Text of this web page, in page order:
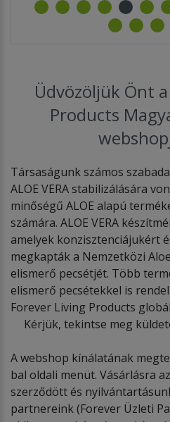
Üdvözöljük Önt
Products
Társaságunk számos
ALOE VERA stabilizálására
minőségű ALOE alapú
számára. ALOE VERA
amelyek konzisztenciájukért
megkapták a Nemzetközi
elismerő pecsétjét. Több
elismerő pecsétekkel is
Forever Living Products
Kérjük, tekintse meg
A webshop kínálatának
bal oldali menüt. Vásárlásra
szerződött és
partnereink (Forever Üzleti